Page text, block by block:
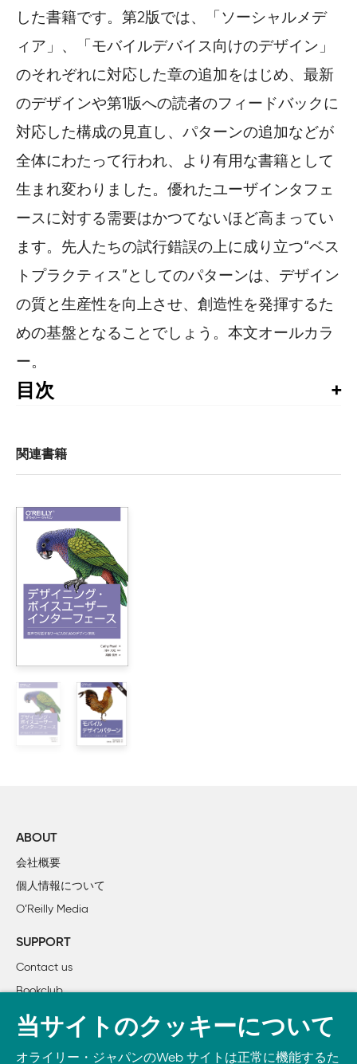
した書籍です。第2版では、「ソーシャルメデ
ィア」、「モバイルデバイス向けのデザイン」
のそれぞれに対応した章の追加をはじめ、最新
のデザインや第1版への読者のフィードバックに
対応した構成の見直し、パターンの追加などが
全体にわたって行われ、より有用な書籍として
生まれ変わりました。優れたユーザインタフェ
ースに対する需要はかつてないほど高まってい
ます。先人たちの試行錯誤の上に成り立つ“ベス
トプラクティス”としてのパターンは、デザイン
の質と生産性を向上させ、創造性を発揮するた
めの基盤となることでしょう。本文オールカラ
ー。
目次
1章　ユーザの行動
  ユーザ調査の基礎
  ユーザの学習意欲
  パターンの解説
    安全な探検（Safe Exploration）
    即座の喜び（Instant Gratification）
    最小限での充足（Satisficing）
    途中での方針変更（Changes in Midstream）
    回答の先送り（Deferred Choices）
    習慣化（Habituation）
    小刻みな休止（Microbreaks）
    空間的な記憶（Spatial Memory）
    個人的レコメンデーション（Personal Recommendations）
  情報アーキテクチャの全体像
  パターンの解説
    画像管理ツール（Picture Manager）
    ダッシュボード（Dashboard）
    カンバスとパレット（Canvas Plus Palette）
    ウィザード（Wizard）
    設定エディター（Settings Editor）
関連書籍
ABOUT
会社概要
個人情報について
O’Reilly Media
SUPPORT
Contact us
Bookclub
書籍注文
当サイトのクッキーについて
オライリー・ジャパンのWeb サイトは正常に機能するた